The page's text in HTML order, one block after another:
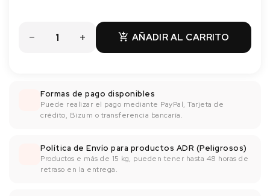
 AÑADIR AL CARRITO
Formas de pago disponibles
Puede realizar el pago mediante PayPal, Tarjeta de
crédito, Bizum o transferencia bancaría.
Política de Envío para productos ADR (Peligrosos)
Productos e más de 15 kg, pueden tener hasta 48 horas de
retraso en la entrega.